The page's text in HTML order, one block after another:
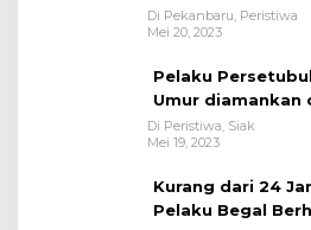
Bukit Raya
Di Pekanbaru, Peristiwa
Mei 20, 2023
Pelaku
Umur diamankan
Polsek Tualang-
Di Peristiwa, Siak
Mei 19, 2023
Kurang dari 24
Pelaku Begal